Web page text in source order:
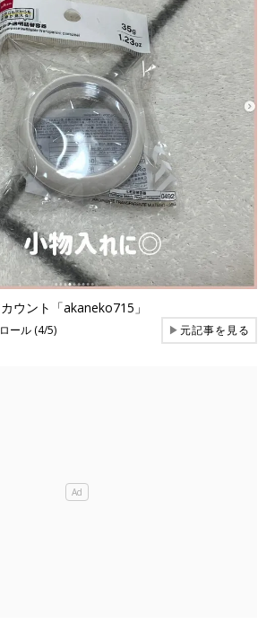
ウント「akaneko715」
ール (4/5) ▶元記事を見る